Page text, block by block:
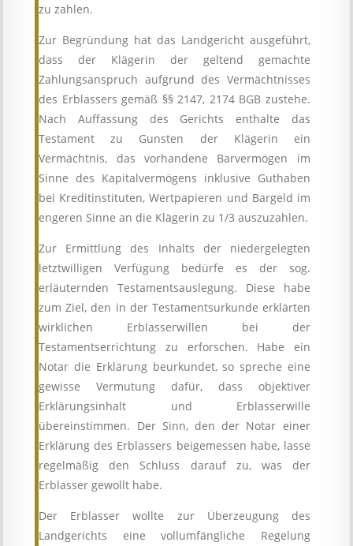
zu zahlen.
Zur Begründung hat das Landgericht ausgeführt,
dass der Klägerin der geltend gemachte
Zahlungsanspruch aufgrund des Vermächtnisses
des Erblassers gemäß §§ 2147, 2174 BGB zustehe.
Nach Auffassung des Gerichts enthalte das
Testament zu Gunsten der Klägerin ein
Vermächtnis, das vorhandene Barvermögen im
Sinne des Kapitalvermögens inklusive Guthaben
bei Kreditinstituten, Wertpapieren und Bargeld im
engeren Sinne an die Klägerin zu 1/3 auszuzahlen.
Zur Ermittlung des Inhalts der niedergelegten
letztwilligen Verfügung bedürfe es der sog.
erläuternden Testamentsauslegung. Diese habe
zum Ziel, den in der Testamentsurkunde erklärten
wirklichen Erblasserwillen bei der
Testamentserrichtung zu erforschen. Habe ein
Notar die Erklärung beurkundet, so spreche eine
gewisse Vermutung dafür, dass objektiver
Erklärungsinhalt und Erblasserwille
übereinstimmen. Der Sinn, den der Notar einer
Erklärung des Erblassers beigemessen habe, lasse
regelmäßig den Schluss darauf zu, was der
Erblasser gewollt habe.
Der Erblasser wollte zur Überzeugung des
Landgerichts eine vollumfängliche Regelung